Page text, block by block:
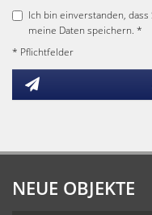
Ich bin einverstanden,
meine Daten speichern. *
* Pflichtfelder
NEUE OBJEKTE